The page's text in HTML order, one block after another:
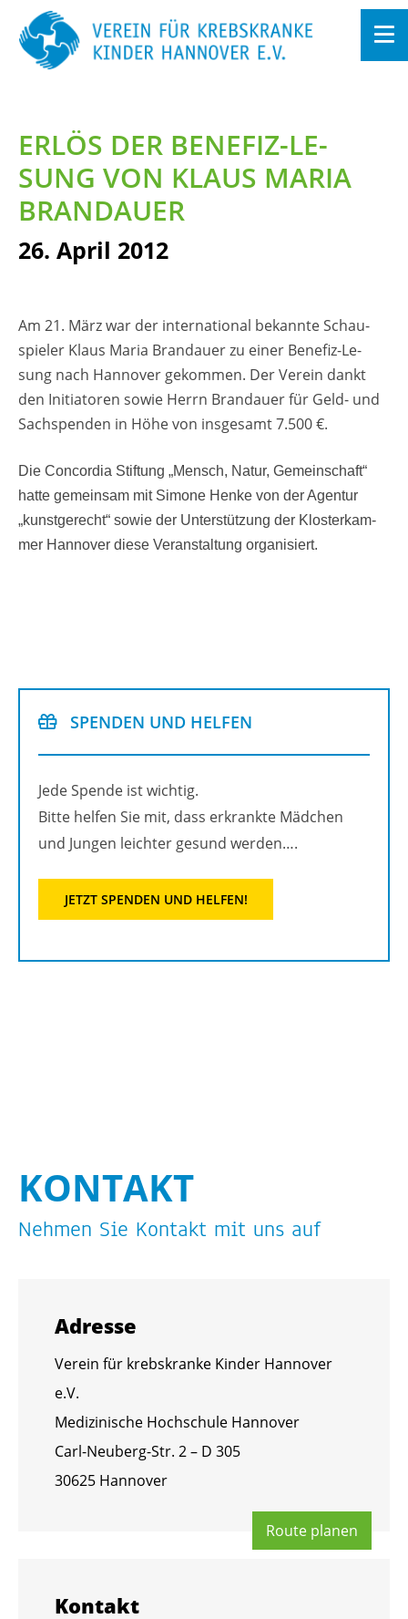
sprin­
gen
ERLÖS DER BE­NE­FIZ-LE­
SUNG VON KLAUS MARIA
BRAN­DAU­ER
26. April 2012
Am 21. März war der in­ter­na­tio­nal be­kann­te Schau­
spie­ler Klaus Maria Bran­dau­er zu einer Be­ne­fiz-Le­
sung nach Han­no­ver ge­kom­men. Der Ver­ein dankt
den In­itia­to­ren sowie Herrn Bran­dau­er für Geld- und
Sach­spen­den in Höhe von ins­ge­samt 7.500 €.
Die Con­cor­dia Stif­tung „Mensch, Natur, Ge­mein­schaft“
hatte ge­mein­sam mit Si­mo­ne Henke von der Agen­tur
„kunst­ge­recht“ sowie der Un­ter­stüt­zung der Klos­ter­kam­
mer Han­no­ver diese Ver­an­stal­tung or­ga­ni­siert.
SPEN­DEN UND HEL­FEN
Jede Spen­de ist wich­tig.
Bitte hel­fen Sie mit, dass er­krank­te Mäd­chen
und Jun­gen leich­ter ge­sund wer­den….
JETZT SPEN­DEN UND HEL­FEN!
KON­TAKT
Neh­men Sie Kon­takt mit uns auf
Adres­se
Ver­ein für krebs­kran­ke Kin­der Han­no­ver
e.V.
Me­di­zi­ni­sche Hoch­schu­le Han­no­ver
Carl-Neu­berg-Str. 2 – D 305
30625 Han­no­ver
Route pla­nen
Kon­takt